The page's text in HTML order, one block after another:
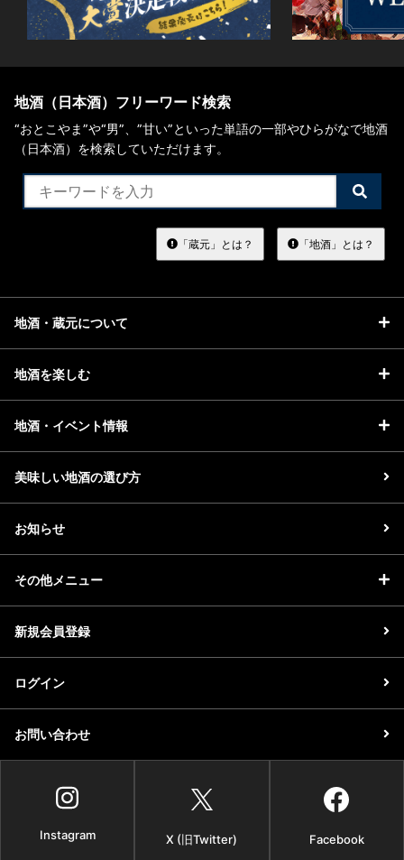
地酒（日本酒）フリーワード検索
“おとこやま”や“男”、”甘い”といった単語の一部やひらがなで地酒
（日本酒）を検索していただけます。
検
索
る
「蔵元」とは？ 「地酒」とは？
地酒・蔵元について
地酒を楽しむ
地酒・イベント情報
美味しい地酒の選び方
お知らせ
その他メニュー
新規会員登録
ログイン
お問い合わせ
Instagram X (旧Twitter) Facebook